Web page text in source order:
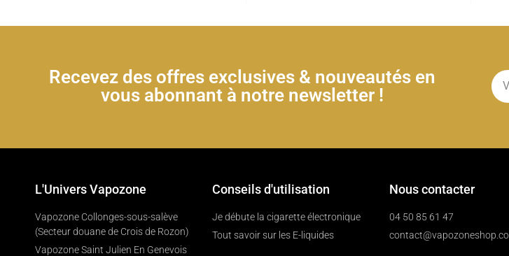
Recevez des offres exclusives & nouveautés en
vous abonnant à notre newsletter !
L'Univers Vapozone
Vapozone Collonges-sous-salève
(Secteur douane de Crois de Rozon)
Vapozone Saint Julien En Genevois
Conseils d'utilisation
Je débute la cigarette électronique
Tout savoir sur les E-liquides
Nous contacter
04 50 85 61 47